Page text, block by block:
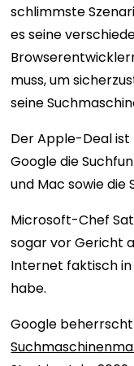
schlimmste
es seine
muss, um
seine
Der Apple-Deal
Google die
und Mac sowie
Microsoft-Chef
sogar vor Gericht
Internet faktisch in
habe.
Google